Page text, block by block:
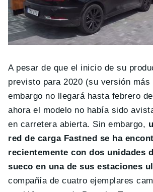
A pesar de que el inicio de su
previsto para 2020 (su versión más
embargo no llegará hasta febrero
ahora el modelo no había sido
en carretera abierta. Sin embargo,
red de carga Fastned se ha
recientemente con dos unidades
sueco en una de sus estaciones
compañía de cuatro ejemplares